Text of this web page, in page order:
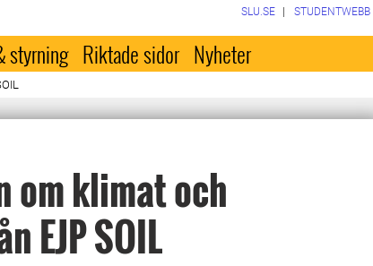
SLU.SE STUDENTWEBB
styrning Riktade sidor Nyheter
om klimat och
EJP SOIL